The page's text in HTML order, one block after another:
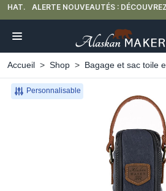
ALERTE NOUVEAUTÉS : DÉCOUVREZ
Accueil Shop Bagage et sac toile
Personnalisable